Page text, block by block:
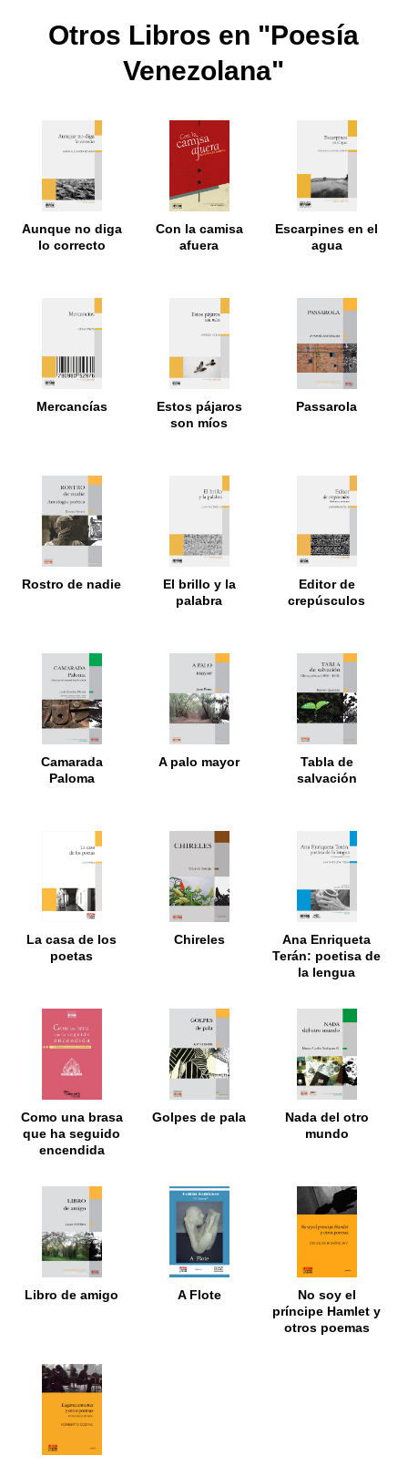
Otros Libros en "Poesía
Venezolana"
Aunque no diga
lo correcto
Con la camisa
afuera
Escarpines en el
agua
Mercancías
Estos pájaros
son míos
Passarola
Rostro de nadie
El brillo y la
palabra
Editor de
crepúsculos
Camarada
Paloma
A palo mayor
Tabla de
salvación
La casa de los
poetas
Chireles
Ana Enriqueta
Terán: poetisa de
la lengua
Como una brasa
que ha seguido
encendida
Golpes de pala
Nada del otro
mundo
Libro de amigo A Flote
No soy el
príncipe Hamlet y
otros poemas